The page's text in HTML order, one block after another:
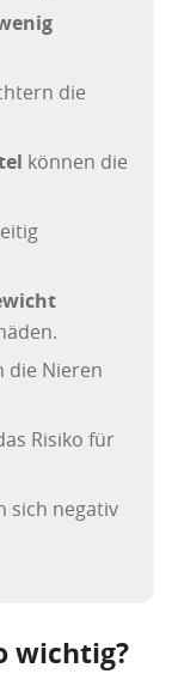
die
können die
die Nieren
Risiko für
sich negativ
wichtig?